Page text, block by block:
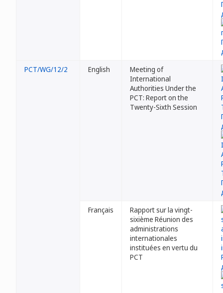
PCT/WG/12/2 English
Meeting of
International
Authorities Under the
PCT: Report on the
Twenty-Sixth Session
Français
Rapport sur la vingt-
sixième Réunion des
administrations
internationales
instituées en vertu du
PCT